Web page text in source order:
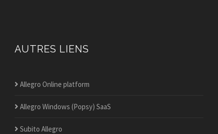
AUTRES LIENS
Allegro Online platform
Allegro Windows (Popsy) SaaS
Subito Allegro